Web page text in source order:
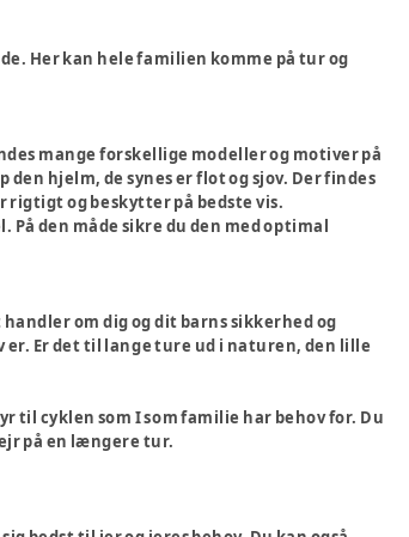
Her kan hele familien komme på tur og
mange forskellige modeller og motiver på
hjelm, de synes er flot og sjov. Der findes
rigtigt og beskytter på bedste vis.
den måde sikre du den med optimal
om dig og dit barns sikkerhed og
Er det til lange ture ud i naturen, den lille
til cyklen som I som familie har behov for. Du
på en længere tur.